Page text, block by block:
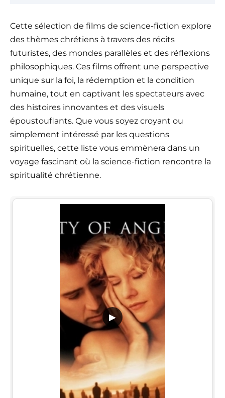
Cette sélection de films de science-fiction explore
des thèmes chrétiens à travers des récits
futuristes, des mondes parallèles et des réflexions
philosophiques. Ces films offrent une perspective
unique sur la foi, la rédemption et la condition
humaine, tout en captivant les spectateurs avec
des histoires innovantes et des visuels
époustouflants. Que vous soyez croyant ou
simplement intéressé par les questions
spirituelles, cette liste vous emmènera dans un
voyage fascinant où la science-fiction rencontre la
spiritualité chrétienne.
▶